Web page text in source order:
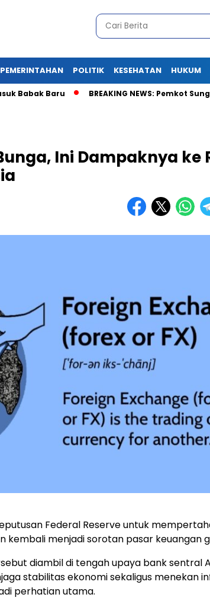
PEMERINTAHAN POLITIK KESEHATAN HUKUM
Baru BREAKING NEWS: Pemkot Sungai
Ini Dampaknya ke
Federal Reserve untuk
kembali menjadi sorotan pasar keuangan
diambil di tengah upaya bank sentral
stabilitas ekonomi sekaligus menekan
perhatian utama.